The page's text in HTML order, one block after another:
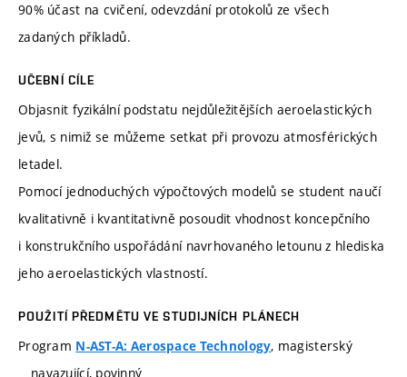
90% účast na cvičení, odevzdání protokolů ze všech
zadaných příkladů.
UČEBNÍ CÍLE
Objasnit fyzikální podstatu nejdůležitějších aeroelastických
jevů, s nimiž se můžeme setkat při provozu atmosférických
letadel.
Pomocí jednoduchých výpočtových modelů se student naučí
kvalitativně i kvantitativně posoudit vhodnost koncepčního
i konstrukčního uspořádání navrhovaného letounu z hlediska
jeho aeroelastických vlastností.
POUŽITÍ PŘEDMĚTU VE STUDIJNÍCH PLÁNECH
Program N-AST-A: Aerospace Technology, magisterský
navazující, povinný